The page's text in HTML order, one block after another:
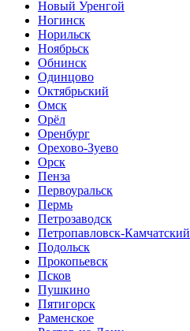
Новый Уренгой
Ногинск
Норильск
Ноябрьск
Обнинск
Одинцово
Октябрьский
Омск
Орёл
Оренбург
Орехово-Зуево
Орск
Пенза
Первоуральск
Пермь
Петрозаводск
Петропавловск-Камчатский
Подольск
Прокопьевск
Псков
Пушкино
Пятигорск
Раменское